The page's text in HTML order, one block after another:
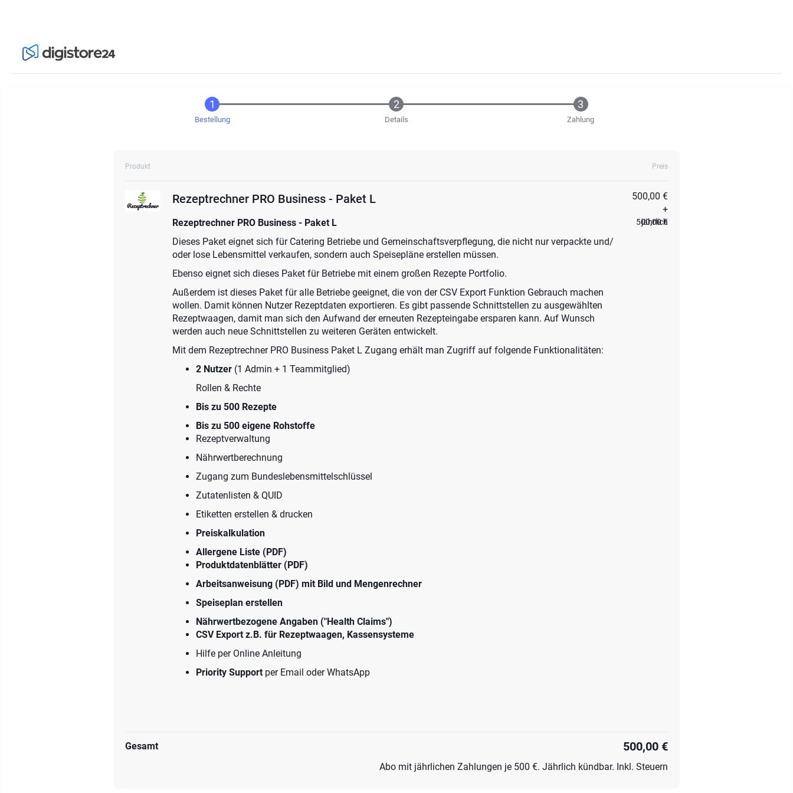
Bestellung Details Zahlung
Produkt Preis
Rezeptrechner PRO Business - Paket L
Rezeptrechner PRO Business - Paket L
Dieses Paket eignet sich für Catering Betriebe und Gemeinschaftsverpflegung, die nicht nur verpackte und/
oder lose Lebensmittel verkaufen, sondern auch Speisepläne erstellen müssen.
Ebenso eignet sich dieses Paket für Betriebe mit einem großen Rezepte Portfolio.
Außerdem ist dieses Paket für alle Betriebe geeignet, die von der CSV Export Funktion Gebrauch machen
wollen. Damit können Nutzer Rezeptdaten exportieren. Es gibt passende Schnittstellen zu ausgewählten
Rezeptwaagen, damit man sich den Aufwand der erneuten Rezepteingabe ersparen kann. Auf Wunsch
werden auch neue Schnittstellen zu weiteren Geräten entwickelt.
Mit dem Rezeptrechner PRO Business Paket L Zugang erhält man Zugriff auf folgende Funktionalitäten:
2 Nutzer (1 Admin + 1 Teammitglied)
Rollen & Rechte
Bis zu 500 Rezepte
Bis zu 500 eigene Rohstoffe
Rezeptverwaltung
Nährwertberechnung
Zugang zum Bundeslebensmittelschlüssel
Zutatenlisten & QUID
Etiketten erstellen & drucken
Preiskalkulation
Allergene Liste (PDF)
Produktdatenblätter (PDF)
Arbeitsanweisung (PDF) mit Bild und Mengenrechner
Speiseplan erstellen
Nährwertbezogene Angaben ("Health Claims")
CSV Export z.B. für Rezeptwaagen, Kassensysteme
Hilfe per Online Anleitung
Priority Support per Email oder WhatsApp
500,00 €
+
500,00 €
jährlich
Gesamt 500,00 €
Abo mit jährlichen Zahlungen je 500 €. Jährlich kündbar. Inkl. Steuern